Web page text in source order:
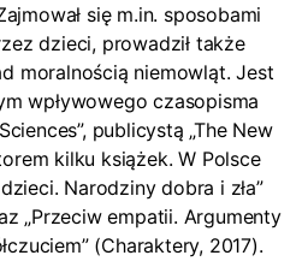
się m.in. sposobami
dzieci, prowadził także
moralnością niemowląt. Jest
wpływowego czasopisma
publicystą „The New
kilku książek. W Polsce
Narodziny dobra i zła”
„Przeciw empatii. Argumenty
(Charaktery, 2017).